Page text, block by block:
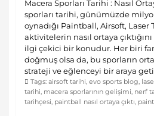
Macera Sporları Tarihi : Nasıl
sporları tarihi, günümüzde
oynadığı Paintball, Airsoft, Laser
aktivitelerin nasıl ortaya
ilgi çekici bir konudur. Her biri
doğmuş olsa da, bu sporların
strateji ve eğlenceyi bir araya
Tags: airsoft tarihi, evo sports blog,
tarihi, macera sporlarının gelişimi, nerf
tarihçesi, paintball nasıl ortaya çıktı,